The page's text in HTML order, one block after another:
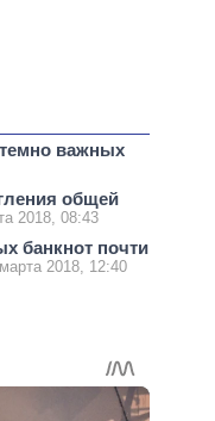
важных
общей
2018, 08:43
банкнот почти
2018, 12:40